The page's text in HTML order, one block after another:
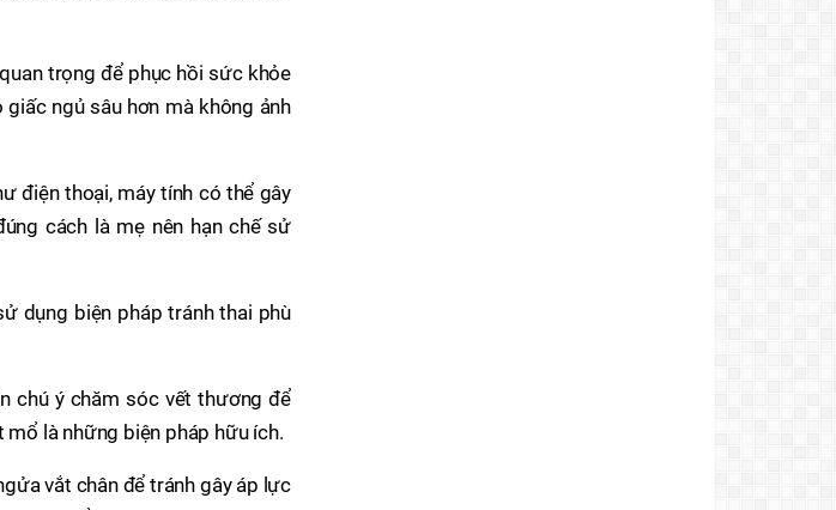
trọng để phục hồi sức khỏe
ngủ sâu hơn mà không ảnh
điện thoại, máy tính có thể gây
cách là mẹ nên hạn chế sử
dụng biện pháp tránh thai phù
chú ý chăm sóc vết thương để
là những biện pháp hữu ích.
vắt chân để tránh gây áp lực